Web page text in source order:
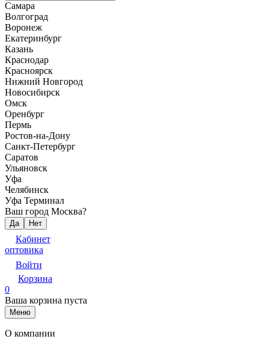
Самара
Волгоград
Воронеж
Екатеринбург
Казань
Краснодар
Красноярск
Нижний Новгород
Новосибирск
Омск
Оренбург
Пермь
Ростов-на-Дону
Санкт-Петербург
Саратов
Ульяновск
Уфа
Челябинск
Уфа Терминал
Ваш город Москва?
Да Нет
Кабинет
оптовика
Войти
Корзина
0
Ваша корзина пуста
Меню
О компании